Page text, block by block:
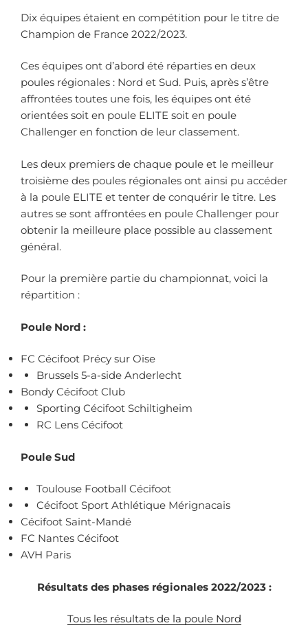
Dix équipes étaient en compétition pour le titre de
Champion de France 2022/2023.
Ces équipes ont d’abord été réparties en deux
poules régionales : Nord et Sud. Puis, après s’être
affrontées toutes une fois, les équipes ont été
orientées soit en poule ELITE soit en poule
Challenger en fonction de leur classement.
Les deux premiers de chaque poule et le meilleur
troisième des poules régionales ont ainsi pu accéder
à la poule ELITE et tenter de conquérir le titre. Les
autres se sont affrontées en poule Challenger pour
obtenir la meilleure place possible au classement
général.
Pour la première partie du championnat, voici la
répartition :
Poule Nord :
FC Cécifoot Précy sur Oise
Brussels 5-a-side Anderlecht
Bondy Cécifoot Club
Sporting Cécifoot Schiltigheim
RC Lens Cécifoot
Poule Sud
Toulouse Football Cécifoot
Cécifoot Sport Athlétique Mérignacais
Cécifoot Saint-Mandé
FC Nantes Cécifoot
AVH Paris
Résultats des phases régionales 2022/2023 :
Tous les résultats de la poule Nord